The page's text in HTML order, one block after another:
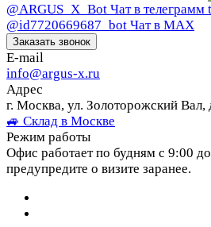
@ARGUS_X_Bot Чат в телеграмм
@id7720669687_bot Чат в МАХ
Заказать звонок
E-mail
info@argus-x.ru
Адрес
г. Москва, ул. Золоторожский Вал,
🚙 Склад в Москве
Режим работы
Офис работает по будням с 9:00
предупредите о визите заранее.